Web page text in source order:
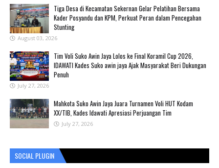
Tiga Desa di Kecamatan Sekernan Gelar Pelatihan Bersama
Kader Posyandu dan KPM, Perkuat Peran dalam Pencegahan
Stunting
August 03, 2026
Tim Voli Suko Awin Jaya Lolos ke Final Koramil Cup 2026,
IDAWATI Kades Suko awin jaya Ajak Masyarakat Beri Dukungan
Penuh
July 27, 2026
Mahkota Suko Awin Jaya Juara Turnamen Voli HUT Kodam
XX/TIB, Kades Idawati Apresiasi Perjuangan Tim
July 27, 2026
SOCIAL PLUGIN